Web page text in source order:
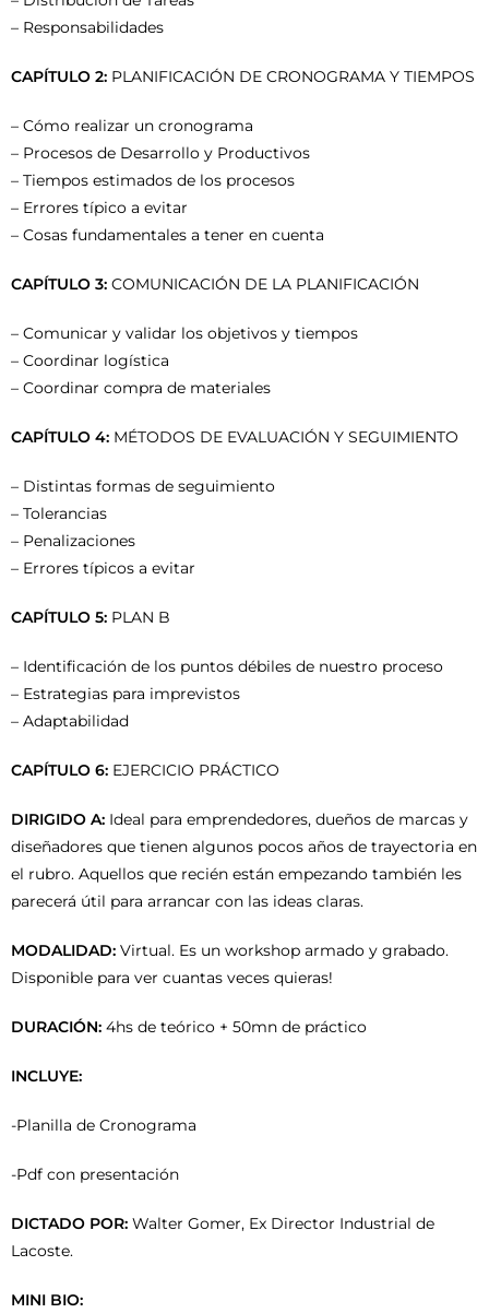
– Responsabilidades
CAPÍTULO 2: PLANIFICACIÓN DE CRONOGRAMA Y TIEMPOS
– Cómo realizar un cronograma
– Procesos de Desarrollo y Productivos
– Tiempos estimados de los procesos
– Errores típico a evitar
– Cosas fundamentales a tener en cuenta
CAPÍTULO 3: COMUNICACIÓN DE LA PLANIFICACIÓN
– Comunicar y validar los objetivos y tiempos
– Coordinar logística
– Coordinar compra de materiales
CAPÍTULO 4: MÉTODOS DE EVALUACIÓN Y SEGUIMIENTO
– Distintas formas de seguimiento
– Tolerancias
– Penalizaciones
– Errores típicos a evitar
CAPÍTULO 5: PLAN B
– Identificación de los puntos débiles de nuestro proceso
– Estrategias para imprevistos
– Adaptabilidad
CAPÍTULO 6: EJERCICIO PRÁCTICO
DIRIGIDO A: Ideal para emprendedores, dueños de marcas y
diseñadores que tienen algunos pocos años de trayectoria en
el rubro. Aquellos que recién están empezando también les
parecerá útil para arrancar con las ideas claras.
MODALIDAD: Virtual. Es un workshop armado y grabado.
Disponible para ver cuantas veces quieras!
DURACIÓN: 4hs de teórico + 50mn de práctico
INCLUYE:
-Planilla de Cronograma
-Pdf con presentación
DICTADO POR: Walter Gomer, Ex Director Industrial de
Lacoste.
MINI BIO: